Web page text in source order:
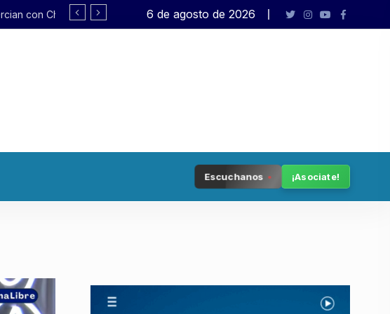
Tenemos patria
6 de agosto de 2026
Escuchanos ¡Asociate!